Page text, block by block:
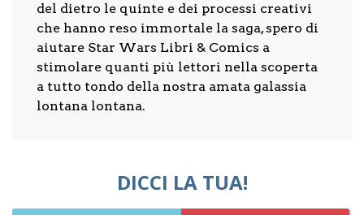
del dietro le quinte e dei processi creativi
che hanno reso immortale la saga, spero di
aiutare Star Wars Libri & Comics a
stimolare quanti più lettori nella scoperta
a tutto tondo della nostra amata galassia
lontana lontana.
DICCI LA TUA!